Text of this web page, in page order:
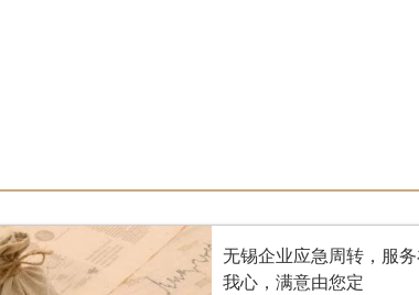
无锡企业应急周转，服
我心，满意由您定